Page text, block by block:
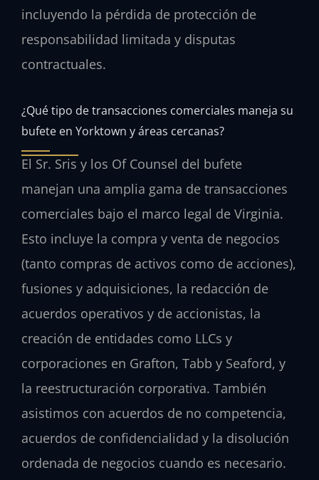
incluyendo la pérdida de protección de
responsabilidad limitada y disputas
contractuales.
¿Qué tipo de transacciones comerciales maneja su
bufete en Yorktown y áreas cercanas?
El Sr. Sris y los Of Counsel del bufete
manejan una amplia gama de transacciones
comerciales bajo el marco legal de Virginia.
Esto incluye la compra y venta de negocios
(tanto compras de activos como de acciones),
fusiones y adquisiciones, la redacción de
acuerdos operativos y de accionistas, la
creación de entidades como LLCs y
corporaciones en Grafton, Tabb y Seaford, y
la reestructuración corporativa. También
asistimos con acuerdos de no competencia,
acuerdos de confidencialidad y la disolución
ordenada de negocios cuando es necesario.